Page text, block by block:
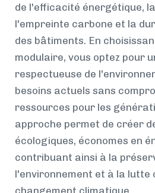
de l'efficacité énergétique,
l'empreinte carbone et la
des bâtiments. En
modulaire, vous optez pour
respectueuse de
besoins actuels sans
ressources pour les
approche permet de créer
écologiques, économes en
contribuant ainsi à la
l'environnement et à la lutte
changement climatique.